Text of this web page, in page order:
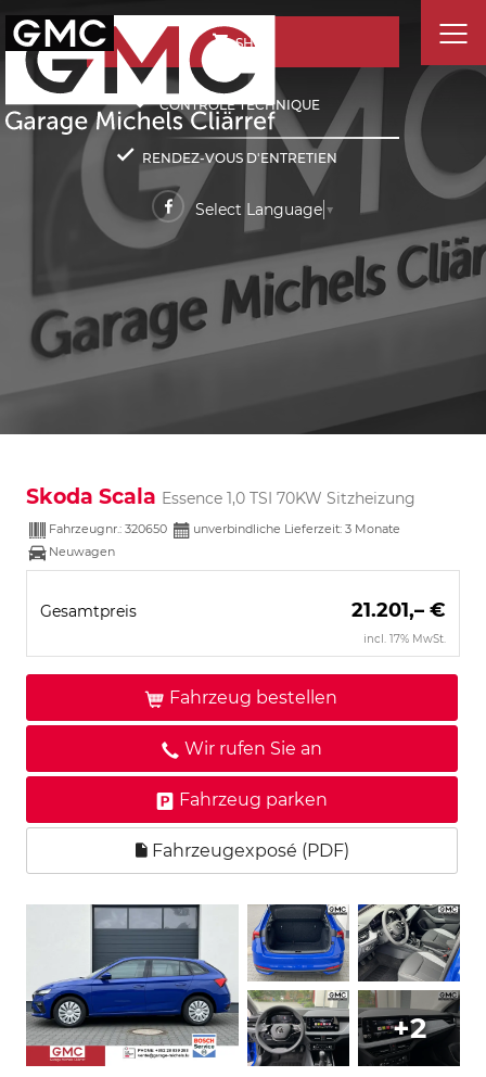
SHOP
CONTRÔLE TECHNIQUE
RENDEZ-VOUS D'ENTRETIEN
Select Language ▼
Skoda Scala Essence 1,0 TSI 70KW Sitzheizung
Fahrzeugnr.: 320650 unverbindliche Lieferzeit: 3 Monate
Neuwagen
Gesamtpreis 21.201,– €
incl. 17% MwSt.
Fahrzeug bestellen
Wir rufen Sie an
Fahrzeug parken
Fahrzeugexposé (PDF)
+2